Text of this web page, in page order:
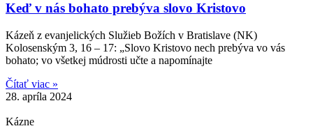
Keď v nás bohato prebýva slovo Kristovo
Kázeň z evanjelických Služieb Božích v Bratislave (NK)
Kolosenským 3, 16 – 17: „Slovo Kristovo nech prebýva vo vás
bohato; vo všetkej múdrosti učte a napomínajte
Čítať viac »
28. apríla 2024
Kázne